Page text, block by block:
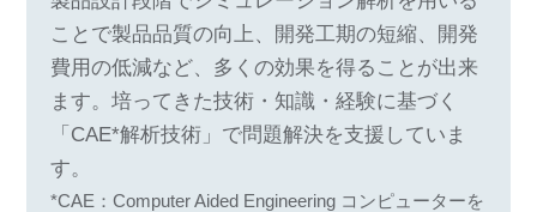
ことで製品品質の向上、開発工期の短縮、開発
費用の低減など、多くの効果を得ることが出来
ます。培ってきた技術・知識・経験に基づく
「CAE*解析技術」で問題解決を支援していま
す。
*CAE：Computer Aided Engineering コンピューターを